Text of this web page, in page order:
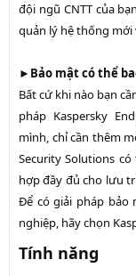
đội ngũ CNTT của
quản lý hệ thống mới
► Bảo mật có thể
Bất cứ khi nào bạn
pháp Kaspersky
mình, chỉ cần thêm
Security Solutions
hợp đầy đủ cho lưu
Để có giải pháp bảo
nghiệp, hãy chọn
Tính năng